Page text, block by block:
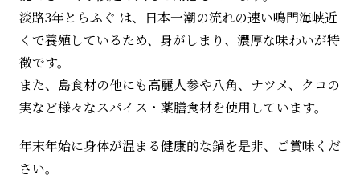
淡路3年とらふぐ は、日本一潮の流れの速い鳴門海峡近
くで養殖しているため、身がしまり、濃厚な味わいが特
徴です。
また、島食材の他にも高麗人参や八角、ナツメ、クコの
実など様々なスパイス・薬膳食材を使用しています。
年末年始に身体が温まる健康的な鍋を是非、ご賞味くだ
さい。